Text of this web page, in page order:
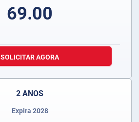
69.00
SOLICITAR AGORA
2 ANOS
Expira 2028